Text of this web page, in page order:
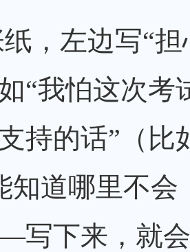
，左边写“
“我怕这次考
持的话”（比
知道哪里不会
写下来，就